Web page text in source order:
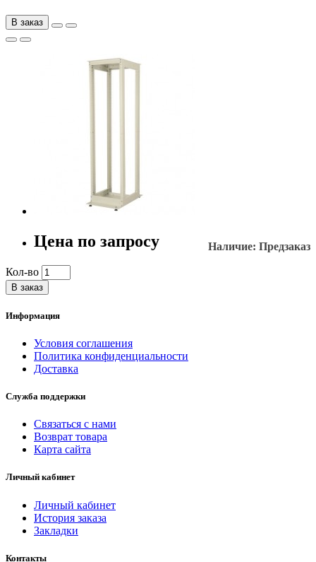
В заказ
Наличие: Предзаказ
Цена по запросу
Кол-во
В заказ
Информация
Условия соглашения
Политика конфиденциальности
Доставка
Служба поддержки
Связаться с нами
Возврат товара
Карта сайта
Личный кабинет
Личный кабинет
История заказа
Закладки
Контакты